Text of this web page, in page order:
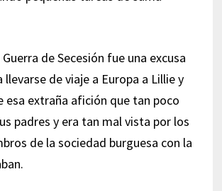
de Secesión fue una excusa
de viaje a Europa a Lillie y
esa extraña afición que tan poco
padres y era tan mal vista por los
de la sociedad burguesa con la